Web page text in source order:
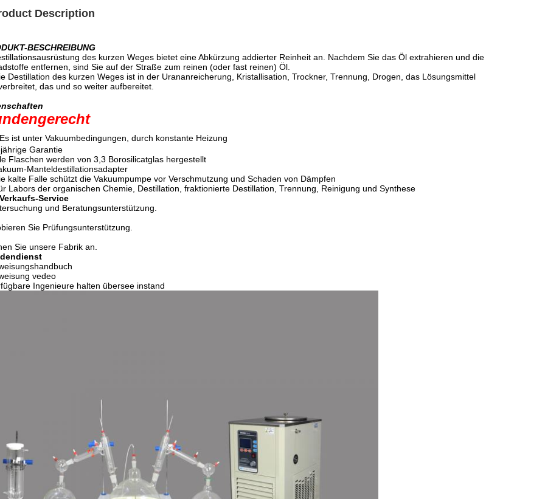
Description
BESCHREIBUNG
des kurzen Weges bietet eine Abkürzung addierter Reinheit an. Nachdem Sie das Öl extrahieren und die
entfernen, sind Sie auf der Straße zum reinen (oder fast reinen) Öl.
des kurzen Weges ist in der Urananreicherung, Kristallisation, Trockner, Trennung, Drogen, das Lösungsmittel
das und so weiter aufbereitet.
Es ist unter Vakuumbedingungen, durch konstante Heizung
Garantie
Flaschen werden von 3,3 Borosilicatglas hergestellt
Manteldestillationsadapter
kalte Falle schützt die Vakuumpumpe vor Verschmutzung und Schaden von Dämpfen
Labors der organischen Chemie, Destillation, fraktionierte Destillation, Trennung, Reinigung und Synthese
Service
und Beratungsunterstützung.
Sie Prüfungsunterstützung.
Sie unsere Fabrik an.
vedeo
Ingenieure halten übersee instand